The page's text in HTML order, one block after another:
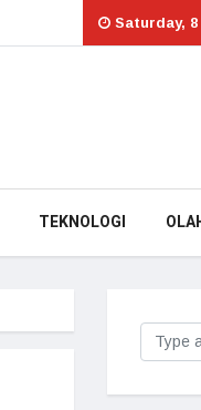
Saturday, 8
TEKNOLOGI